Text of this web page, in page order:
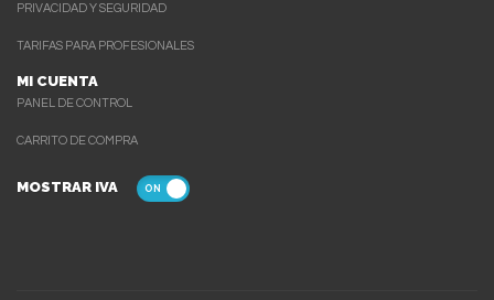
PRIVACIDAD Y SEGURIDAD
TARIFAS PARA PROFESIONALES
MI CUENTA
PANEL DE CONTROL
CARRITO DE COMPRA
MOSTRAR IVA